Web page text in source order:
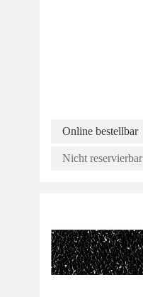
Online bestellbar
Nicht reservierbar